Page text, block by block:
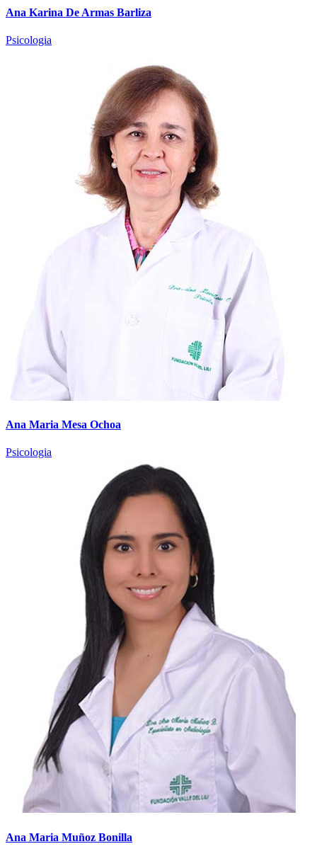
Ana Karina De Armas Barliza
Psicologia
Ana Maria Mesa Ochoa
Psicologia
Ana Maria Muñoz Bonilla